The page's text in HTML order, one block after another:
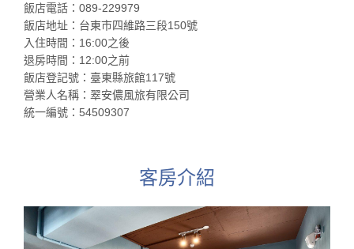
飯店電話：089-229979
飯店地址：台東市四維路三段150號
入住時間：16:00之後
退房時間：12:00之前
飯店登記號：臺東縣旅館117號
營業人名稱：翠安儂風旅有限公司
統一編號：54509307
客房介紹